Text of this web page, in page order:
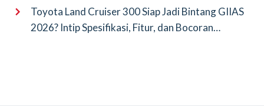
Toyota Land Cruiser 300 Siap Jadi Bintang GIIAS
2026? Intip Spesifikasi, Fitur, dan Bocoran